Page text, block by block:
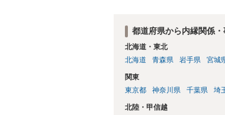
都道府県から内縁関係
北海道・東北
北海道
青森県 岩手県 宮城
関東
東京都
神奈川県 千葉県 埼
北陸・甲信越